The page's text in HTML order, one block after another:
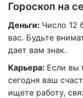
Гороскоп на
Деньги: Число 12
вас. Будьте
дает вам знак.
Карьера: Если вы
сегодня ваш
ищете работу,